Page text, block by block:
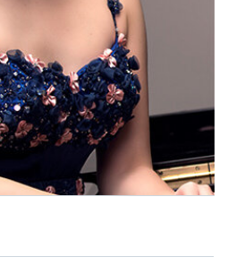
学科・コース
大学院
修士・博士
教員紹介
演奏会・公演・講座
大学紹介